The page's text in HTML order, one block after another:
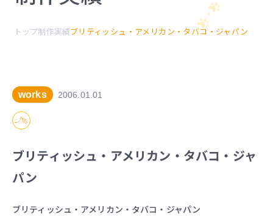
トップ制作実績ブリティッシュ・アメリカン・タバコ・ジャパン
works 2006.01.01
ブリティッシュ・アメリカン・タバコ・ジャ
パン
ブリティッシュ・アメリカン・タバコ・ジャパン